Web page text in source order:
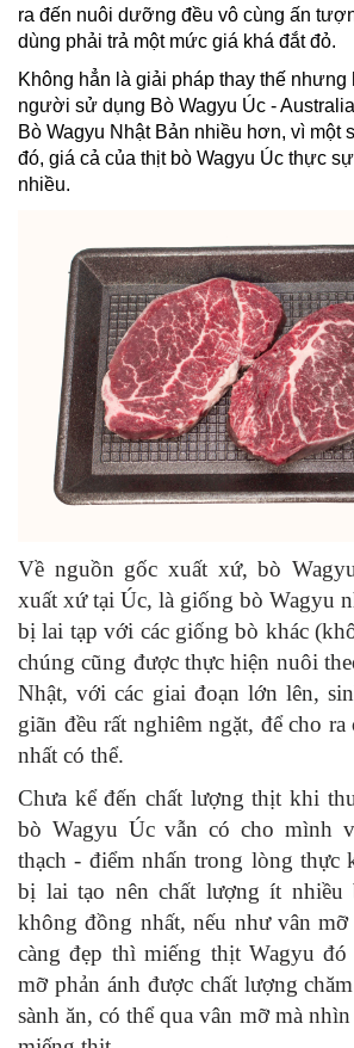
ra đến nuôi dưỡng đều vô cùng ấn
dùng phải trả một mức giá khá đắt đỏ.
Không hẳn là giải pháp thay thế
người sử dụng Bò Wagyu Úc -
Bò Wagyu Nhật Bản nhiều hơn, vì một
đó, giá cả của thịt bò Wagyu Úc thực
nhiều.
Về nguồn gốc xuất xứ, bò
xuất xứ tại Úc, là giống bò Wagyu
bị lai tạp với các giống bò khác
chúng cũng được thực hiện nuôi
Nhật, với các giai đoạn lớn lên,
giãn đều rất nghiêm ngặt, để cho
nhất có thể.
Chưa kể đến chất lượng thịt khi
bò Wagyu Úc vẫn có cho mình
thạch - điểm nhấn trong lòng thực
bị lai tạo nên chất lượng ít nhiều
không đồng nhất, nếu như vân mỡ
càng đẹp thì miếng thịt Wagyu
mỡ phản ánh được chất lượng
sành ăn, có thể qua vân mỡ mà